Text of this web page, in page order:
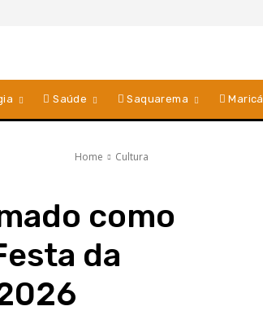
Saúde Saquarema Maricá
Home Cultura
como
da